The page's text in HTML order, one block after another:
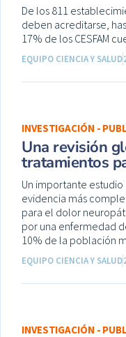
De los 811
deben acreditarse,
17% de los CESFAM
EQUIPO CIENCIA Y SALUD
INVESTIGACIÓN -
Una revisión
tratamientos
Un importante
evidencia más
para el dolor
por una enfermedad
10% de la población
EQUIPO CIENCIA Y SALUD
INVESTIGACIÓN -